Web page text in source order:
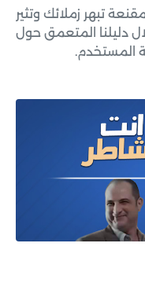
تبهر زملائك وتثير
دليلنا المتعمق حول
المستخدم.